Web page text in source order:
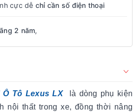
cực dễ chỉ cần số điện thoại
2 năm,
Ô Tô Lexus LXlà dòng phụ kiện
nội thất trong xe, đồng thời nâng